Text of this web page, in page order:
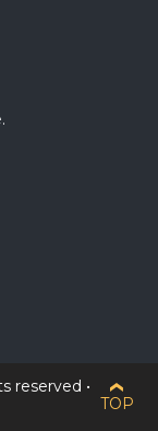
reserved •
TOP